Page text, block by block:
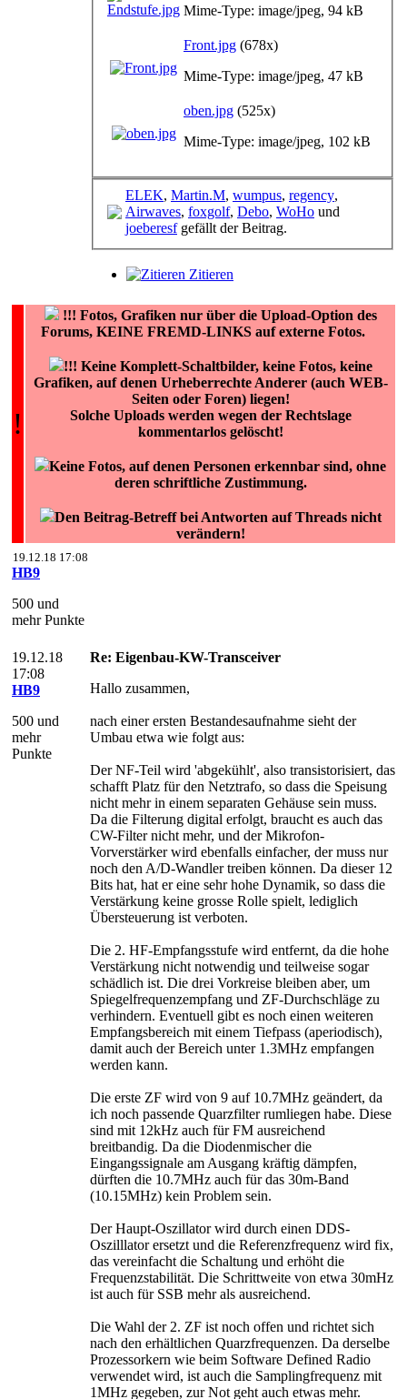
Mime-Type: image/jpeg, 94 kB
Front.jpg (678x)
Mime-Type: image/jpeg, 47 kB
oben.jpg (525x)
Mime-Type: image/jpeg, 102 kB
ELEK, Martin.M, wumpus, regency,
Airwaves, foxgolf, Debo, WoHo und
joeberesfgefällt der Beitrag.
Zitieren
!
!!! Fotos, Grafiken nur über die Upload-Option des
Forums, KEINE FREMD-LINKS auf externe Fotos.
!!! Keine Komplett-Schaltbilder, keine Fotos, keine
Grafiken, auf denen Urheberrechte Anderer (auch WEB-
Seiten oder Foren) liegen!
Solche Uploads werden wegen der Rechtslage
kommentarlos gelöscht!
Keine Fotos, auf denen Personen erkennbar sind, ohne
deren schriftliche Zustimmung.
Den Beitrag-Betreff bei Antworten auf Threads nicht
verändern!
19.12.18 17:08
HB9
500 und
mehr Punkte
19.12.18
17:08
HB9
500 und
mehr
Punkte
Re: Eigenbau-KW-Transceiver
Hallo zusammen,
nach einer ersten Bestandesaufnahme sieht der
Umbau etwa wie folgt aus:
Der NF-Teil wird 'abgekühlt', also transistorisiert, das
schafft Platz für den Netztrafo, so dass die Speisung
nicht mehr in einem separaten Gehäuse sein muss.
Da die Filterung digital erfolgt, braucht es auch das
CW-Filter nicht mehr, und der Mikrofon-
Vorverstärker wird ebenfalls einfacher, der muss nur
noch den A/D-Wandler treiben können. Da dieser 12
Bits hat, hat er eine sehr hohe Dynamik, so dass die
Verstärkung keine grosse Rolle spielt, lediglich
Übersteuerung ist verboten.
Die 2. HF-Empfangsstufe wird entfernt, da die hohe
Verstärkung nicht notwendig und teilweise sogar
schädlich ist. Die drei Vorkreise bleiben aber, um
Spiegelfrequenzempfang und ZF-Durchschläge zu
verhindern. Eventuell gibt es noch einen weiteren
Empfangsbereich mit einem Tiefpass (aperiodisch),
damit auch der Bereich unter 1.3MHz empfangen
werden kann.
Die erste ZF wird von 9 auf 10.7MHz geändert, da
ich noch passende Quarzfilter rumliegen habe. Diese
sind mit 12kHz auch für FM ausreichend
breitbandig. Da die Diodenmischer die
Eingangssignale am Ausgang kräftig dämpfen,
dürften die 10.7MHz auch für das 30m-Band
(10.15MHz) kein Problem sein.
Der Haupt-Oszillator wird durch einen DDS-
Oszilllator ersetzt und die Referenzfrequenz wird fix,
das vereinfacht die Schaltung und erhöht die
Frequenzstabilität. Die Schrittweite von etwa 30mHz
ist auch für SSB mehr als ausreichend.
Die Wahl der 2. ZF ist noch offen und richtet sich
nach den erhältlichen Quarzfrequenzen. Da derselbe
Prozessorkern wie beim Software Defined Radio
verwendet wird, ist auch die Samplingfrequenz mit
1MHz gegeben, zur Not geht auch etwas mehr.